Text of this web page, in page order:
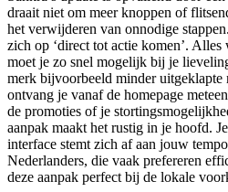
draait niet om meer knoppen of
het verwijderen van onnodige
zich op ‘direct tot actie komen’. Alles
moet je zo snel mogelijk bij je
merk bijvoorbeeld minder uitgeklapte
ontvang je vanaf de homepage
de promoties of je
aanpak maakt het rustig in je hoofd.
interface stemt zich af aan jouw
Nederlanders, die vaak prefereren
deze aanpak perfect bij de lokale